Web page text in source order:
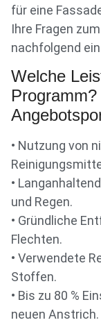
für eine
Ihre Fragen
nachfolgend
Welche
• Nutzung von
•
und Regen.
• Gründliche
Flechten.
• Verwendete
Stoffen.
• Bis zu 80 %
neuen Anstrich.